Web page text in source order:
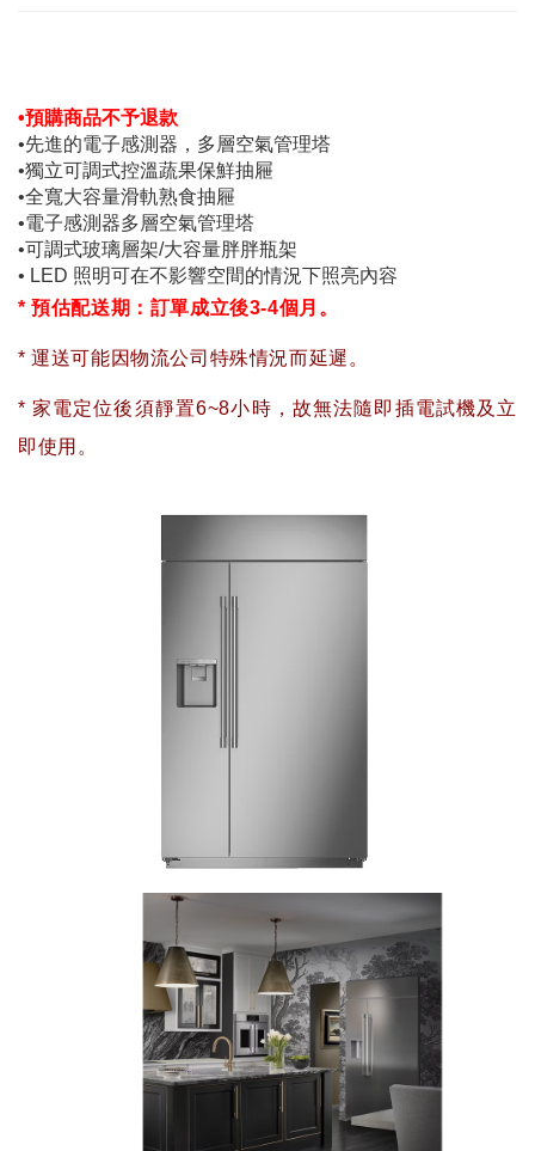
•預購商品不予退款
•先進的電子感測器，多層空氣管理塔
•獨立可調式控溫蔬果保鮮抽屜
•全寬大容量滑軌熟食抽屜
•電子感測器多層空氣管理塔
•可調式玻璃層架/大容量胖胖瓶架
• LED 照明可在不影響空間的情況下照亮內容
* 預估配送期：訂單成立後3-4個月。
* 運送可能因物流公司特殊情況而延遲。
* 家電定位後須靜置6~8小時，故無法隨即插電試機及立
即使用。